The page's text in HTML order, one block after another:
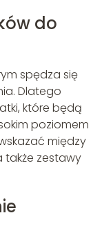
do
spędza się
Dlatego
które będą
poziomem
między
także zestawy